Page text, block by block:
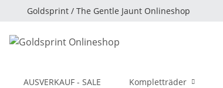
Goldsprint / The Gentle Jaunt Onlineshop
AUSVERKAUF - SALE Kompletträder